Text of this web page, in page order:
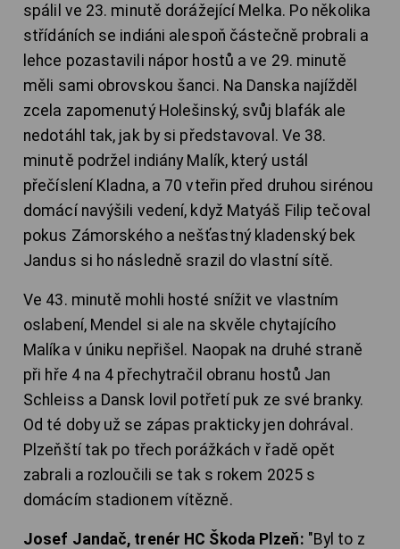
spálil ve 23. minutě dorážející Melka. Po několika
střídáních se indiáni alespoň částečně probrali a
lehce pozastavili nápor hostů a ve 29. minutě
měli sami obrovskou šanci. Na Danska najížděl
zcela zapomenutý Holešinský, svůj blafák ale
nedotáhl tak, jak by si představoval. Ve 38.
minutě podržel indiány Malík, který ustál
přečíslení Kladna, a 70 vteřin před druhou sirénou
domácí navýšili vedení, když Matyáš Filip tečoval
pokus Zámorského a nešťastný kladenský bek
Jandus si ho následně srazil do vlastní sítě.
Ve 43. minutě mohli hosté snížit ve vlastním
oslabení, Mendel si ale na skvěle chytajícího
Malíka v úniku nepřišel. Naopak na druhé straně
při hře 4 na 4 přechytračil obranu hostů Jan
Schleiss a Dansk lovil potřetí puk ze své branky.
Od té doby už se zápas prakticky jen dohrával.
Plzeňští tak po třech porážkách v řadě opět
zabrali a rozloučili se tak s rokem 2025 s
domácím stadionem vítězně.
Josef Jandač, trenér HC Škoda Plzeň: "Byl to z